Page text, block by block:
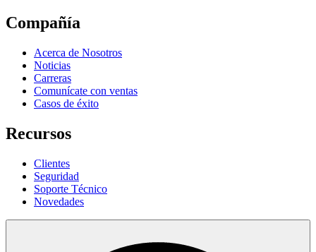
Compañía
Acerca de Nosotros
Noticias
Carreras
Comunícate con ventas
Casos de éxito
Recursos
Clientes
Seguridad
Soporte Técnico
Novedades